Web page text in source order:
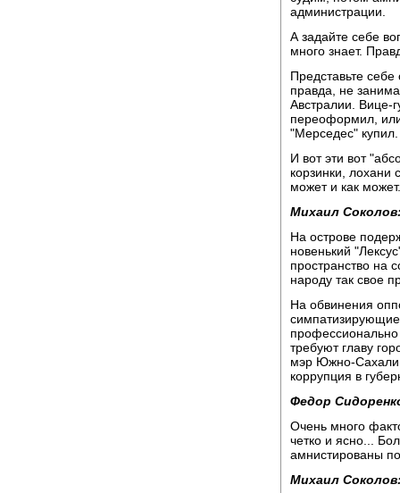
администрации.
А задайте себе
много знает.
Представьте
правда, не
Австралии. Вице-
переоформил,
"Мерседес"
И вот эти вот
корзинки, лохани
может и как может.
Михаил
На острове
новенький
пространство на
народу так свое
На обвинения
симпатизирующие
требуют главу
мэр Южно-
коррупция в
Федор
Очень много
четко и ясно...
амнистированы
Михаил